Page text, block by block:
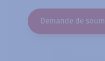
Demande de